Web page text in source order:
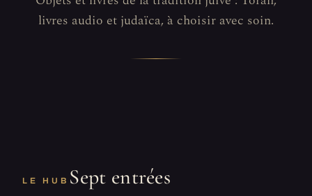
livres audio et judaïca, à choisir avec soin.
LE HUB Sept entrées